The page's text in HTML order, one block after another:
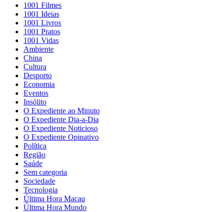
1001 Filmes
1001 Ideias
1001 Livros
1001 Pratos
1001 Vidas
Ambiente
China
Cultura
Desporto
Economia
Eventos
Insólito
O Expediente ao Minuto
O Expediente Dia-a-Dia
O Expediente Noticioso
O Expediente Opinativo
Política
Região
Saúde
Sem categoria
Sociedade
Tecnologia
Última Hora Macau
Última Hora Mundo